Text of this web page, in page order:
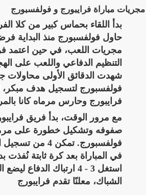
مجريات مباراة فرايبورج و فولفسبورج
بدأ اللقاء بحماس كبير من كلا
حاول فولفسبورج منذ البداية
مجريات اللعب، في حين اعتمد
التنظيم الدفاعي واللعب على
شهدت الدقائق الأولى محاولات
فولفسبورج لتسجيل هدف مبكر،
فرايبورج وحارس مرماه كانا
مع مرور الوقت، بدأ فريق
صفوفه وتشكيل خطورة على
فولفسبورج. تمكن 4
في المباراة بعد كرة ثابتة نُفذت
استغل 3 - 4 ارتباك
الشباك، معلنًا تقدم فرايبورج